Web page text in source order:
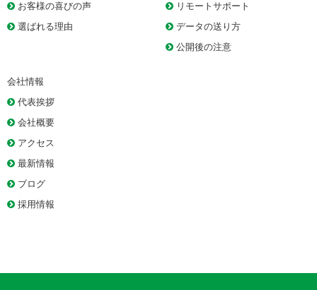
お客様の喜びの声
選ばれる理由
リモートサポート
データの送り方
公開後の注意
会社情報
代表挨拶
会社概要
アクセス
最新情報
ブログ
採用情報